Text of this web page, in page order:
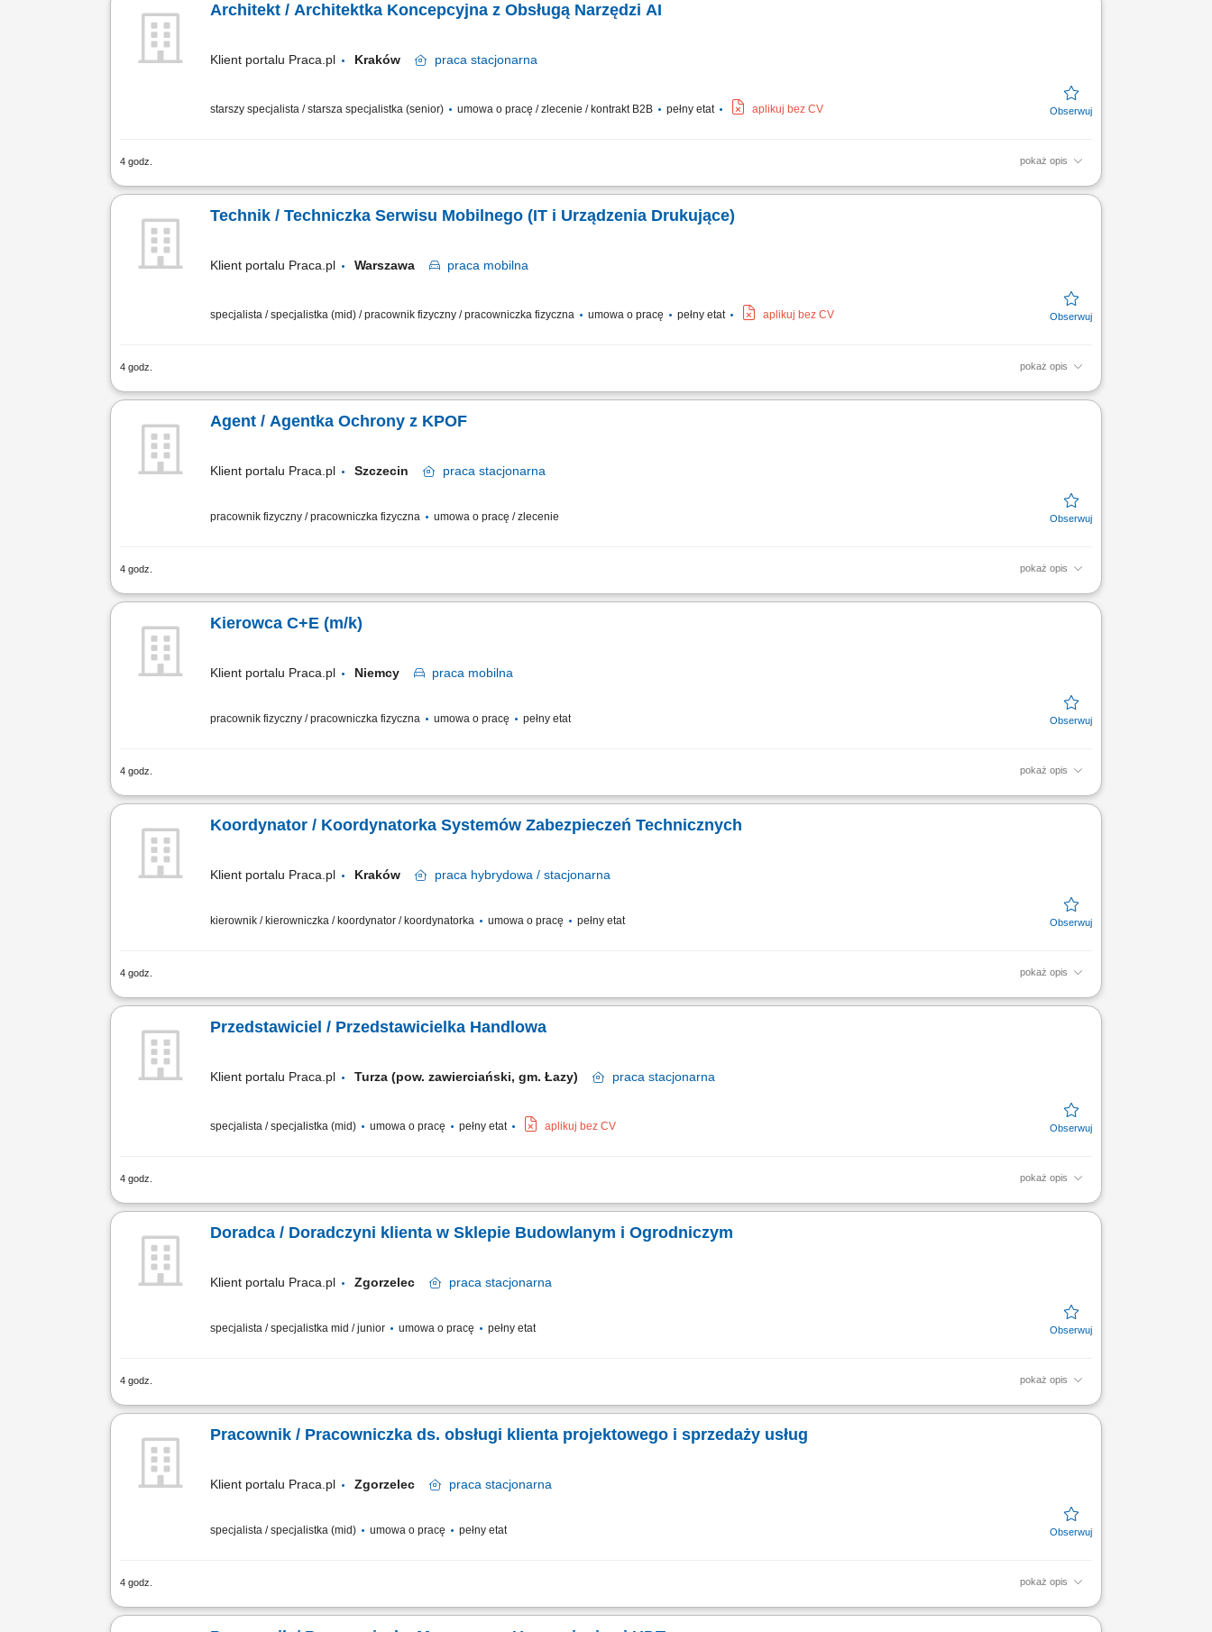
Architekt / Architektka Koncepcyjna z Obsługą Narzędzi AI
Klient portalu Praca.pl Kraków praca stacjonarna
starszy specjalista / starsza specjalistka (senior) umowa o pracę / zlecenie / kontrakt B2B pełny etat aplikuj bez CV
4 godz. pokaż opis
Kompleksowa ocena parametrów działek budowlanych oraz weryfikacja wymogów urbanistycznych. Tworzenie nieszablonowych, ergonomicznych koncepcji
Technik / Techniczka Serwisu Mobilnego (IT i Urządzenia Drukujące)
Klient portalu Praca.pl Warszawa praca mobilna
specjalista / specjalistka (mid) / pracownik fizyczny / pracowniczka fizyczna umowa o pracę pełny etat aplikuj bez CV
4 godz. pokaż opis
Realizowanie przeglądów, diagnostyki usterek oraz napraw sprzętu biurowego bezpośrednio w siedzibach naszych klientów. Weryfikacja i rozwiązywanie
Agent / Agentka Ochrony z KPOF
Klient portalu Praca.pl Szczecin praca stacjonarna
pracownik fizyczny / pracowniczka fizyczna umowa o pracę / zlecenie
4 godz. pokaż opis
Dbanie o nienaruszalność chronionego terenu oraz przeciwdziałanie incydentom dewastacji czy kradzieży. Sprawdzanie i weryfikowanie tożsamości osób oraz
Kierowca C+E (m/k)
Klient portalu Praca.pl Niemcy praca mobilna
pracownik fizyczny / pracowniczka fizyczna umowa o pracę pełny etat
4 godz. pokaż opis
Sprawne prowadzenie zestawu ciężarowego (ciągnik + naczepa samowyładowcza) w ruchu krajowym na obszarze Niemiec. Realizacja przewozów w oparciu o
Koordynator / Koordynatorka Systemów Zabezpieczeń Technicznych
Klient portalu Praca.pl Kraków praca hybrydowa / stacjonarna
kierownik / kierowniczka / koordynator / koordynatorka umowa o pracę pełny etat
4 godz. pokaż opis
Dbanie o ciągłość działania i rozwój technologiczny instalacji bezpieczeństwa na terenie kluczowych obiektów firmy. Reagowanie na wyzwania techniczne,
Przedstawiciel / Przedstawicielka Handlowa
Klient portalu Praca.pl Turza (pow. zawierciański, gm. Łazy) praca stacjonarna
specjalista / specjalistka (mid) umowa o pracę pełny etat aplikuj bez CV
4 godz. pokaż opis
Budowanie bazy odbiorców biznesowych poprzez inicjowanie relacji i prezentację rozwiązań z oferty firmy. Opieka nad portfelem dotychczasowych klientów oraz
Doradca / Doradczyni klienta w Sklepie Budowlanym i Ogrodniczym
Klient portalu Praca.pl Zgorzelec praca stacjonarna
specjalista / specjalistka mid / junior umowa o pracę pełny etat
4 godz. pokaż opis
Pomoc klientom w wyborze produktów oraz zapewnienie profesjonalnej obsługi. Realizacja celów sprzedażowych poprzez aktywne doradztwo. Przygotowywanie
Pracownik / Pracowniczka ds. obsługi klienta projektowego i sprzedaży usług
Klient portalu Praca.pl Zgorzelec praca stacjonarna
specjalista / specjalistka (mid) umowa o pracę pełny etat
4 godz. pokaż opis
pozyskiwanie i rozwijanie współpracy z klientami projektowymi oraz instytucjonalnymi, prowadzenie pełnej obsługi klienta w trakcie realizacji projektów, doradztwo w